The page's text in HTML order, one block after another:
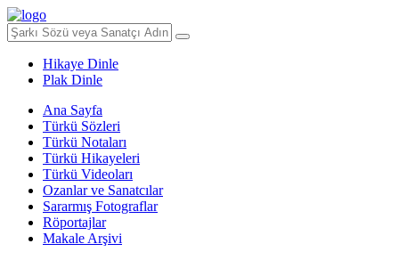
Hikaye Dinle
Plak Dinle
Ana Sayfa
Türkü Sözleri
Türkü Notaları
Türkü Hikayeleri
Türkü Videoları
Ozanlar ve Sanatcılar
Sararmış Fotograflar
Röportajlar
Makale Arşivi